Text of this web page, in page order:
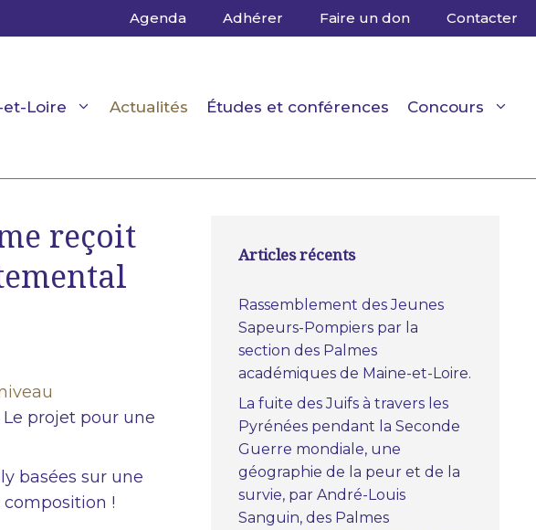
Agenda Adhérer Faire un don Contacter
et-Loire Actualités Études et conférences Concours
reçoit
Le projet pour une
basées sur une
!
Articles récents
Rassemblement des Jeunes
Sapeurs-Pompiers par la
section des Palmes
académiques de Maine-et-Loire.
La fuite des Juifs à travers les
Pyrénées pendant la Seconde
Guerre mondiale, une
géographie de la peur et de la
survie, par André-Louis
Sanguin, des Palmes